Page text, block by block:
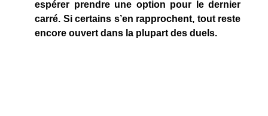
espérer prendre une option pour le dernier
carré. Si certains s’en rapprochent, tout reste
encore ouvert dans la plupart des duels.